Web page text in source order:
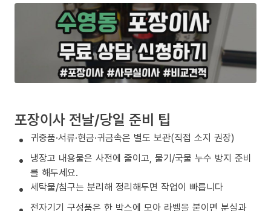
포장이사 전날/당일 준비 팁
귀중품·서류·현금·귀금속은 별도 보관(직접 소지 권장)
냉장고 내용물은 사전에 줄이고, 물기/국물 누수 방지 준비
를 해두세요.
세탁물/침구는 분리해 정리해두면 작업이 빠릅니다
전자기기 구성품은 한 박스에 모아 라벨을 붙이면 분실과